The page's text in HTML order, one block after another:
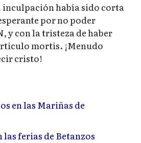
inculpación había sido corta
por no poder
y con la tristeza de haber
mortis. ¡Menudo
cristo!
en las Mariñas de
las ferias de Betanzos